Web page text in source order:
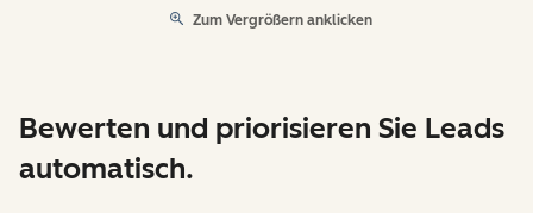
Zum Vergrößern anklicken
Bewerten und priorisieren Sie Leads
automatisch.